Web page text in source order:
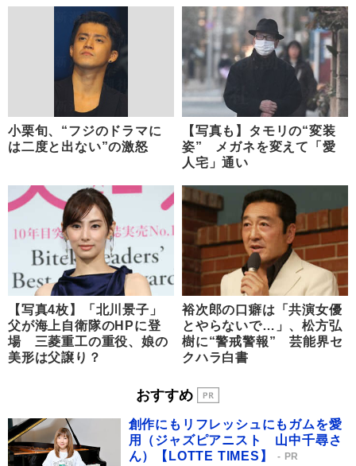
小栗旬、“フジのドラマに
は二度と出ない”の激怒
【写真も】タモリの“変装
姿” メガネを変えて「愛
人宅」通い
【写真4枚】「北川景子」
父が海上自衛隊のHPに登
場 三菱重工の重役、娘の
美形は父譲り？
裕次郎の口癖は「共演女優
とやらないで…」、松方弘
樹に“警戒警報” 芸能界セ
クハラ白書
おすすめ
創作にもリフレッシュにもガムを愛
用（ジャズピアニスト 山中千尋さ
ん）【LOTTE TIMES】
PR